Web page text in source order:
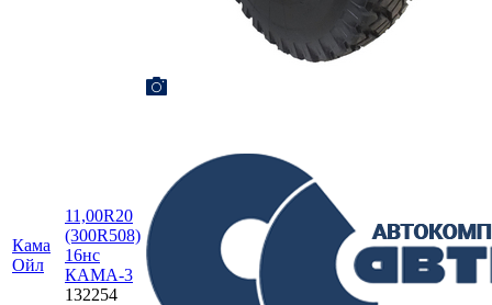
Кама
Ойл
11,00R20
(300R508)
16нс
КАМА-3
132254